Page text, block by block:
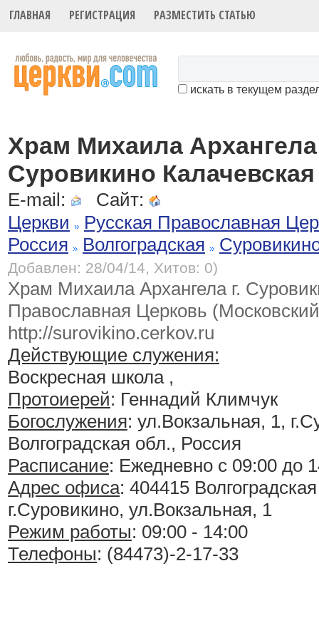
ГЛАВНАЯ РЕГИСТРАЦИЯ РАЗМЕСТИТЬ СТАТЬЮ
искать в текущем
Храм Михаила Архангела
Суровикино
E-mail:
Сайт:
Церкви
Русская Православная
Россия
Волгоградская
Добавлен: 28/04/14, Хитов: 0)
Храм Михаила Архангела г.
Православная Церковь
http://surovikino.cerkov.ru
Действующие служения:
Воскресная школа ,
Протоиерей: Геннадий Климчук
Богослужения: ул.Вокзальная, 1,
Волгоградская обл., Россия
Расписание: Ежедневно с 09:00 до
Адрес офиса: 404415
г.Суровикино, ул.Вокзальная, 1
Режим работы: 09:00 - 14:00
Телефоны: (84473)-2-17-33